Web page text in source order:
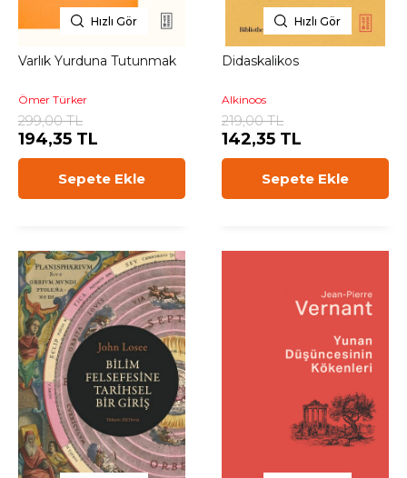
Hızlı Gör
Varlık Yurduna Tutunmak
Ömer Türker
299,00 TL
194,35 TL
Sepete Ekle
Hızlı Gör
Didaskalikos
Alkinoos
219,00 TL
142,35 TL
Sepete Ekle